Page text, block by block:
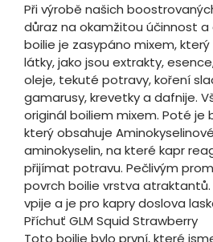
Při výrobě našich
důraz na okamžitou účinnost a
boilie je zasypáno mixem,
látky, jako jsou extrakty,
oleje, tekuté potravy, koření
gamarusy, krevetky a dafnije.
originál boiliem mixem. Poté je
který obsahuje
aminokyselin, na které kapr
přijímat potravu. Pečlivým
povrch boilie vrstva
vpije a je pro kapry doslova
Příchuť GLM Squid Strawberry